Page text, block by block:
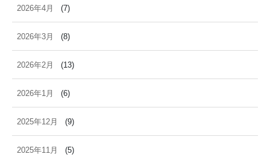
2026年4月 (7)
2026年3月 (8)
2026年2月 (13)
2026年1月 (6)
2025年12月 (9)
2025年11月 (5)